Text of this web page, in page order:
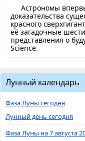
Астрономы
доказательства
красного
её загадочные
представления о
Science.
Лунный календарь
Фаза Луны сегодня
Лунный день сегодня
Фаза Луны на 7 августа